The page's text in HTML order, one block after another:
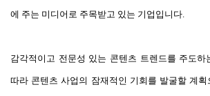
에 주는 미디어로 주목받고 있는 기업입니다.
감각적이고 전문성 있는 콘텐츠 트렌드를 주도하
따라 콘텐츠 사업의 잠재적인 기회를 발굴할 계획